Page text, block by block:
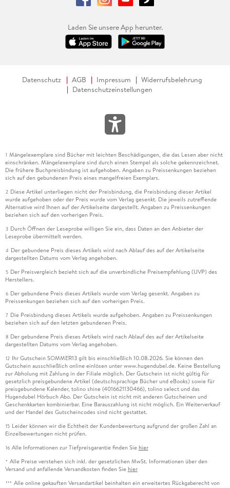
Laden Sie unsere App herunter.
Datenschutz AGB Impressum
Widerrufsbelehrung
Datenschutzeinstellungen
1 Mängelexemplare sind Bücher mit leichten Beschädigungen, die das Lesen aber nicht
einschränken. Mängelexemplare sind durch einen Stempel als solche gekennzeichnet.
Die frühere Buchpreisbindung ist aufgehoben. Angaben zu Preissenkungen beziehen
sich auf den gebundenen Preis eines mangelfreien Exemplars.
2 Diese Artikel unterliegen nicht der Preisbindung, die Preisbindung dieser Artikel
wurde aufgehoben oder der Preis wurde vom Verlag gesenkt. Die jeweils zutreffende
Alternative wird Ihnen auf der Artikelseite dargestellt. Angaben zu Preissenkungen
beziehen sich auf den vorherigen Preis.
3 Durch Öffnen der Leseprobe willigen Sie ein, dass Daten an den Anbieter der
Leseprobe übermittelt werden.
4 Der gebundene Preis dieses Artikels wird nach Ablauf des auf der Artikelseite
dargestellten Datums vom Verlag angehoben.
5 Der Preisvergleich bezieht sich auf die unverbindliche Preisempfehlung (UVP) des
Herstellers.
6 Der gebundene Preis dieses Artikels wurde vom Verlag gesenkt. Angaben zu
Preissenkungen beziehen sich auf den vorherigen Preis.
7 Die Preisbindung dieses Artikels wurde aufgehoben. Angaben zu Preissenkungen
beziehen sich auf den letzten gebundenen Preis.
8 Der gebundene Preis dieses Artikels wird nach Ablauf des auf der Artikelseite
dargestellten Datums vom Verlag angehoben.
12 Ihr Gutschein SOMMER13 gilt bis einschließlich 10.08.2026. Sie können den
Gutschein ausschließlich online einlösen unter www.hugendubel.de. Keine Bestellung
zur Abholung mit Zahlung in der Filiale möglich. Der Gutschein ist nicht gültig für
gesetzlich preisgebundene Artikel (deutschsprachige Bücher und eBooks) sowie für
preisgebundene Kalender, tolino shine (4016621130466), tolino select und das
Hugendubel Hörbuch Abo. Der Gutschein ist nicht mit anderen Gutscheinen und
Geschenkkarten kombinierbar. Eine Barauszahlung ist nicht möglich. Ein Weiterverkauf
und der Handel des Gutscheincodes sind nicht gestattet.
15 Leider können wir die Echtheit der Kundenbewertung aufgrund der großen Zahl an
Einzelbewertungen nicht prüfen.
16 Alle Informationen zur Tiefpreisgarantie finden Sie hier
* Alle Preise verstehen sich inkl. der gesetzlichen MwSt. Informationen über den
Versand und anfallende Versandkosten finden Sie hier
*** Alle online gekauften Versandartikel beinhalten ein erweitertes Rückgaberecht von